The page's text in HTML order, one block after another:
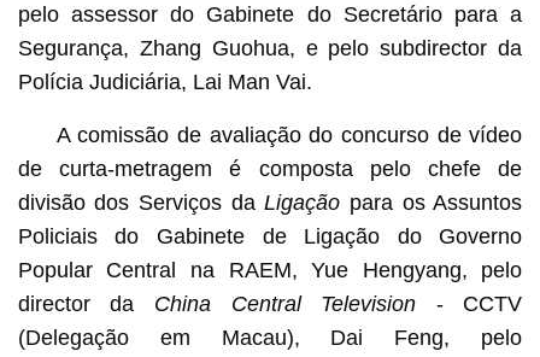
pelo assessor do Gabinete do Secretário para a
Segurança, Zhang Guohua, e pelo subdirector da
Polícia Judiciária, Lai Man Vai.
A comissão de avaliação do concurso de vídeo
de curta-metragem é composta pelo chefe de
divisão dos Serviços daLigação para os Assuntos
Policiais do Gabinete de Ligação do Governo
Popular Central na RAEM, Yue Hengyang, pelo
director da China Central Television - CCTV
(Delegação em Macau), Dai Feng, pelo